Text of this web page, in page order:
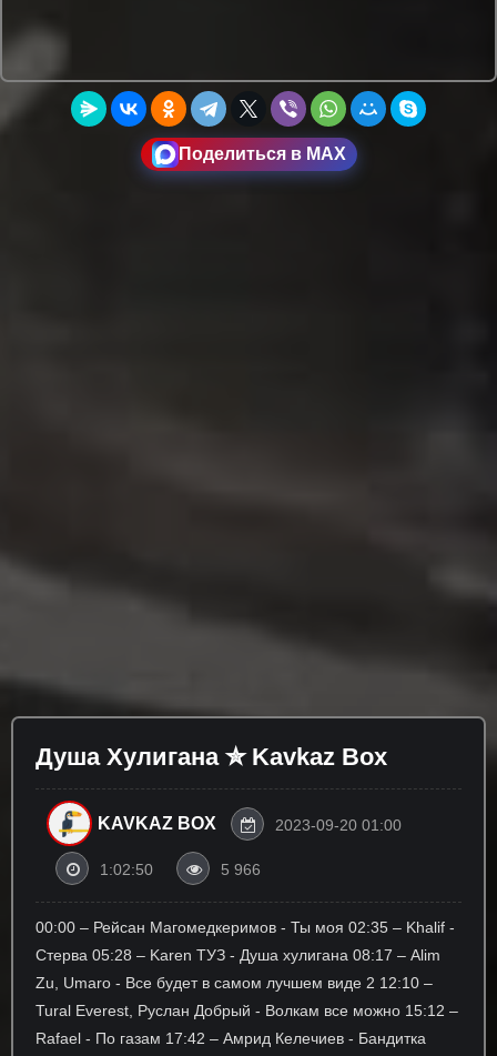
Поделиться в MAX
Душа Хулигана ✮ Kavkaz Box
KAVKAZ BOX 2023-09-20 01:00
1:02:50 5 966
00:00 ‒ Рейсан Магомедкеримов - Ты моя 02:35 ‒ Khalif -
Стерва 05:28 ‒ Karen ТУЗ - Душа хулигана 08:17 ‒ Alim
Zu, Umaro - Все будет в самом лучшем виде 2 12:10 ‒
Tural Everest, Руслан Добрый - Волкам все можно 15:12 ‒
Rafael - По газам 17:42 ‒ Амрид Келечиев - Бандитка